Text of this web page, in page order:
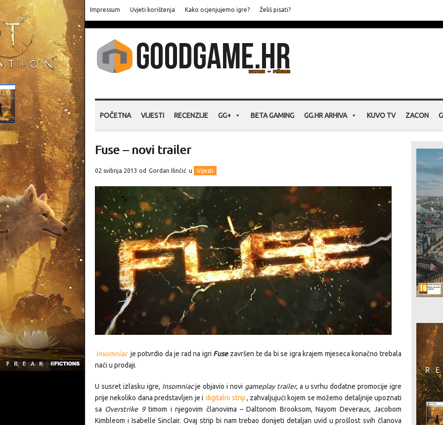
Impressum Uvjeti korištenja Kako ocjenjujemo igre? Želiš pisati?
POČETNA VIJESTI RECENZIJE GG+ BETA GAMING GG.HR ARHIVA KUVO TV ZACON
Fuse – novi trailer
02 svibnja 2013 od Gordan Ilinčić u Vijesti
Insomniac je potvrdio da je rad na igri Fusezavršen te da bi se igra krajem mjeseca konačno trebala
naći u prodaji.
U susret izlasku igre, Insomniacje objavio i novi gameplay trailer, a u svrhu dodatne promocije igre
prije nekoliko dana predstavljen je i digitalni strip, zahvaljujući kojem se možemo detaljnije upoznati
sa Overstrike 9timom i njegovim članovima – Daltonom Brooksom, Nayom Deveraux, Jacobom
Kimbleom i Isabelle Sinclair. Ovaj strip bi nam trebao donijeti detaljan uvid u prošlost svih članova